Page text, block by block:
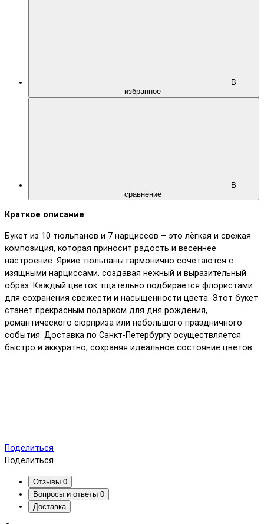
В
избранное
В
сравнение
Краткое описание
Букет из 10 тюльпанов и 7 нарциссов – это лёгкая и свежая
композиция, которая приносит радость и весеннее
настроение. Яркие тюльпаны гармонично сочетаются с
изящными нарциссами, создавая нежный и выразительный
образ. Каждый цветок тщательно подбирается флористами
для сохранения свежести и насыщенности цвета. Этот букет
станет прекрасным подарком для дня рождения,
романтического сюрприза или небольшого праздничного
события. Доставка по Санкт-Петербургу осуществляется
быстро и аккуратно, сохраняя идеальное состояние цветов.
Поделиться
Поделиться
Отзывы 0
Вопросы и ответы 0
Доставка